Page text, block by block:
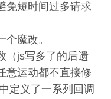
免短时间过多请求
魔改。
（js写多了的后遗
意运动都不直接修
定义了一系列回调